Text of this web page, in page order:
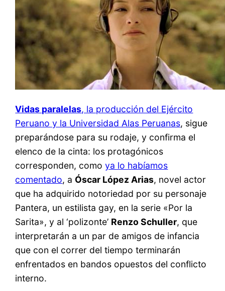
Vidas paralelas, la producción del Ejército
Peruano y la Universidad Alas Peruanas, sigue
preparándose para su rodaje, y confirma el
elenco de la cinta: los protagónicos
corresponden, comoya lo habíamos
comentado, a Óscar López Arias, novel actor
que ha adquirido notoriedad por su personaje
Pantera, un estilista gay, en la serie «Por la
Sarita», y al ‘polizonte’ Renzo Schuller, que
interpretarán a un par de amigos de infancia
que con el correr del tiempo terminarán
enfrentados en bandos opuestos del conflicto
interno.